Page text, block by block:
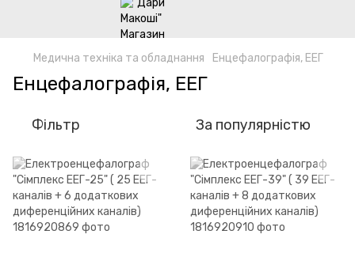
Медична техніка та обладнання Енцефалографія, ЕЕГ
Енцефалографія, ЕЕГ
Фільтр За популярністю